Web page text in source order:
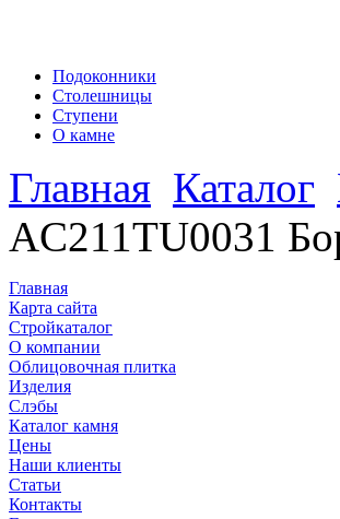
Подоконники
Столешницы
Ступени
О камне
Главная Каталог
AC211TU0031
Главная
Карта сайта
Стройкаталог
О компании
Облицовочная плитка
Изделия
Слэбы
Каталог камня
Цены
Наши клиенты
Статьи
Контакты